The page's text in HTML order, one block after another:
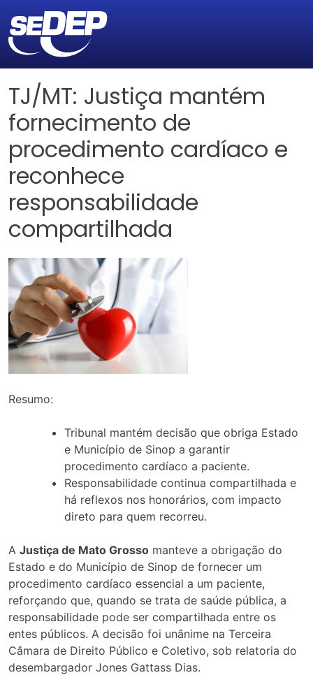
TJ/MT: Justiça mantém
fornecimento de
procedimento cardíaco e
reconhece
responsabilidade
compartilhada
Resumo:
Tribunal mantém decisão que obriga Estado
e Município de Sinop a garantir
procedimento cardíaco a paciente.
Responsabilidade continua compartilhada e
há reflexos nos honorários, com impacto
direto para quem recorreu.
A Justiça de Mato Grosso manteve a obrigação do
Estado e do Município de Sinop de fornecer um
procedimento cardíaco essencial a um paciente,
reforçando que, quando se trata de saúde pública, a
responsabilidade pode ser compartilhada entre os
entes públicos. A decisão foi unânime na Terceira
Câmara de Direito Público e Coletivo, sob relatoria do
desembargador Jones Gattass Dias.